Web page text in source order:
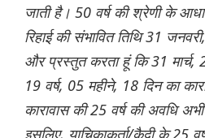
जाती है। 50 वर्ष की श्रेणी के
रिहाई की संभावित तिथि 31
और प्रस्तुत करता हूं कि 31
19 वर्ष, 05 महीने, 18 दिन का
कारावास की 25 वर्ष की अवधि